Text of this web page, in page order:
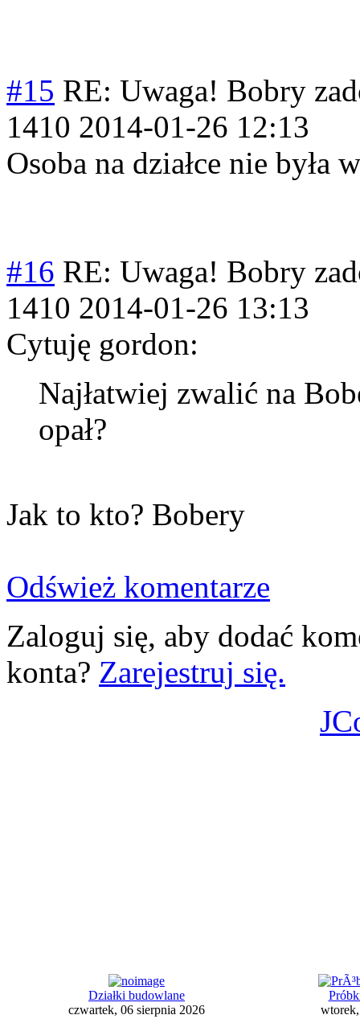
#15 RE: Uwaga! Bobry
1410 2014-01-26 12:13
Osoba na działce nie była
#16 RE: Uwaga! Bobry
1410 2014-01-26 13:13
Cytuję gordon:
Najłatwiej zwalić na
opał?
Jak to kto? Bobery
Odśwież komentarze
Zaloguj się, aby dodać
konta? Zarejestruj się.
Działki budowlane
czwartek, 06 sierpnia 2026